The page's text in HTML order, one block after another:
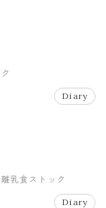
Diary
乳食ストック
Diary